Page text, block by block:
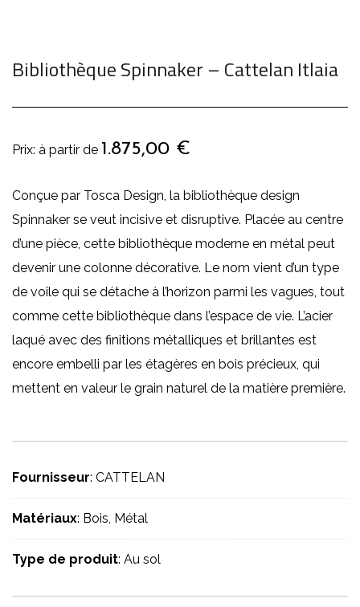
Bibliothèque Spinnaker – Cattelan Itlaia
1.875,00 €
Conçue par Tosca Design, la bibliothèque design
Spinnaker se veut incisive et disruptive. Placée au centre
d’une pièce, cette bibliothèque moderne en métal peut
devenir une colonne décorative. Le nom vient d’un type
de voile qui se détache à l’horizon parmi les vagues, tout
comme cette bibliothèque dans l’espace de vie. L’acier
laqué avec des finitions métalliques et brillantes est
encore embelli par les étagères en bois précieux, qui
mettent en valeur le grain naturel de la matière première.
Fournisseur: CATTELAN
Matériaux: Bois, Métal
Type de produit: Au sol